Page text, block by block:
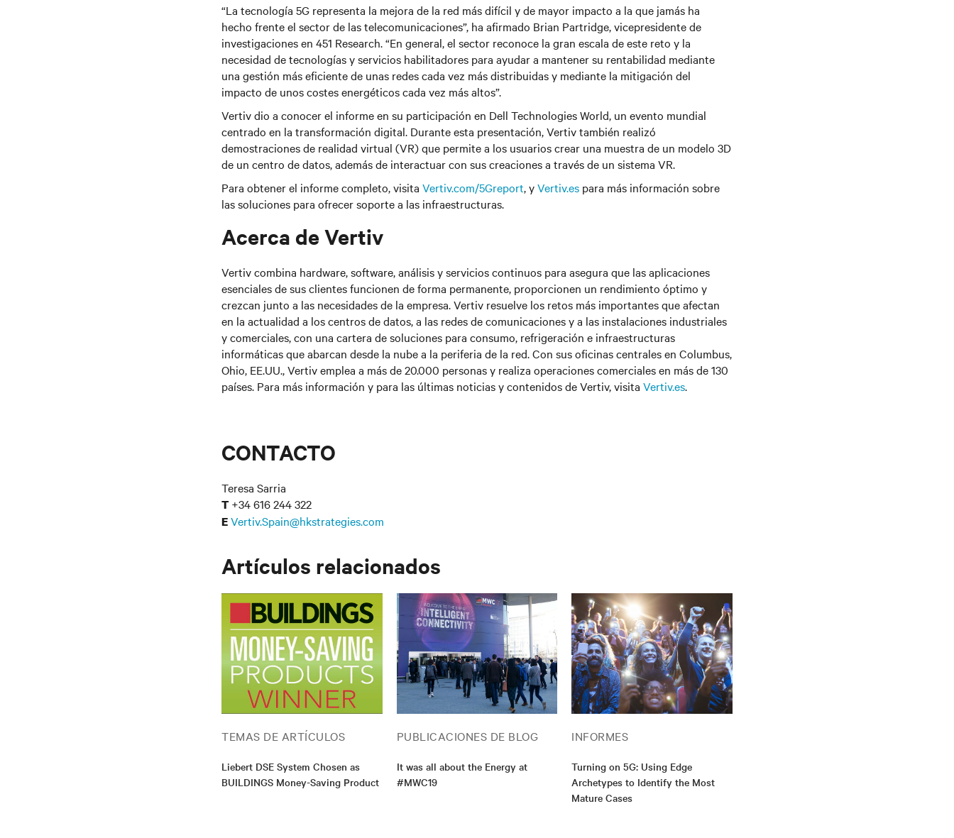
“La tecnología 5G representa la mejora de la red más difícil y de mayor impacto a la que jamás ha
hecho frente el sector de las telecomunicaciones”, ha afirmado Brian Partridge, vicepresidente de
investigaciones en 451 Research. “En general, el sector reconoce la gran escala de este reto y la
necesidad de tecnologías y servicios habilitadores para ayudar a mantener su rentabilidad mediante
una gestión más eficiente de unas redes cada vez más distribuidas y mediante la mitigación del
impacto de unos costes energéticos cada vez más altos”.
Vertiv dio a conocer el informe en su participación en Dell Technologies World, un evento mundial
centrado en la transformación digital. Durante esta presentación, Vertiv también realizó
demostraciones de realidad virtual (VR) que permite a los usuarios crear una muestra de un modelo 3D
de un centro de datos, además de interactuar con sus creaciones a través de un sistema VR.
Para obtener el informe completo, visita Vertiv.com/5Greport, yVertiv.es para más información sobre
las soluciones para ofrecer soporte a las infraestructuras.
Acerca de Vertiv
Vertiv combina hardware, software, análisis y servicios continuos para asegura que las aplicaciones
esenciales de sus clientes funcionen de forma permanente, proporcionen un rendimiento óptimo y
crezcan junto a las necesidades de la empresa. Vertiv resuelve los retos más importantes que afectan
en la actualidad a los centros de datos, a las redes de comunicaciones y a las instalaciones industriales
y comerciales, con una cartera de soluciones para consumo, refrigeración e infraestructuras
informáticas que abarcan desde la nube a la periferia de la red. Con sus oficinas centrales en Columbus,
Ohio, EE.UU., Vertiv emplea a más de 20.000 personas y realiza operaciones comerciales en más de 130
países. Para más información y para las últimas noticias y contenidos de Vertiv, visita Vertiv.es.
CONTACTO
Teresa Sarria
T +34 616 244 322
EVertiv.Spain@hkstrategies.com
Artículos relacionados
TEMAS DE ARTÍCULOS
Liebert DSE System Chosen as
BUILDINGS Money-Saving Product
PUBLICACIONES DE BLOG
It was all about the Energy at
#MWC19
INFORMES
Turning on 5G: Using Edge
Archetypes to Identify the Most
Mature Cases